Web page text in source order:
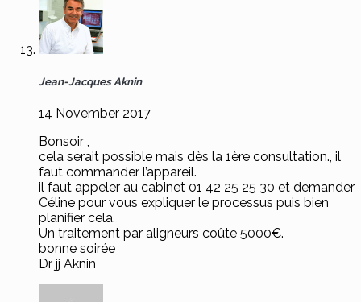
Jean-Jacques Aknin
14 November 2017
Bonsoir ,
cela serait possible mais dès la 1ère consultation., il
faut commander l’appareil.
il faut appeler au cabinet 01 42 25 25 30 et demander
Céline pour vous expliquer le processus puis bien
planifier cela.
Un traitement par aligneurs coûte 5000€.
bonne soirée
Dr jj Aknin